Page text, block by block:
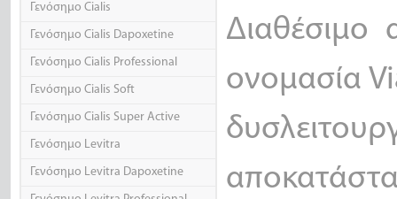
Γενόσημο Cialis
Γενόσημο Cialis Dapoxetine
Γενόσημο Cialis Professional
Γενόσημο Cialis Soft
Γενόσημο Cialis Super Active
Γενόσημο Levitra
Γενόσημο Levitra Dapoxetine
ονομασία